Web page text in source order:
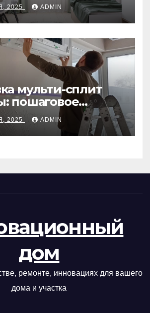
2025 ADMIN
мульти-сплит
пошаговое
2025 ADMIN
дом
ремонте, инновациях для вашего
дома и участка